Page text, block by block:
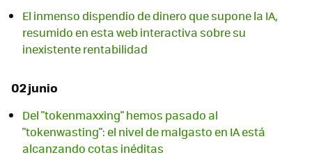
El inmenso dispendio de dinero que supone la IA,
resumido en esta web interactiva sobre su
inexistente rentabilidad
02 junio
Del "tokenmaxxing" hemos pasado al
"tokenwasting": el nivel de malgasto en IA está
alcanzando cotas inéditas